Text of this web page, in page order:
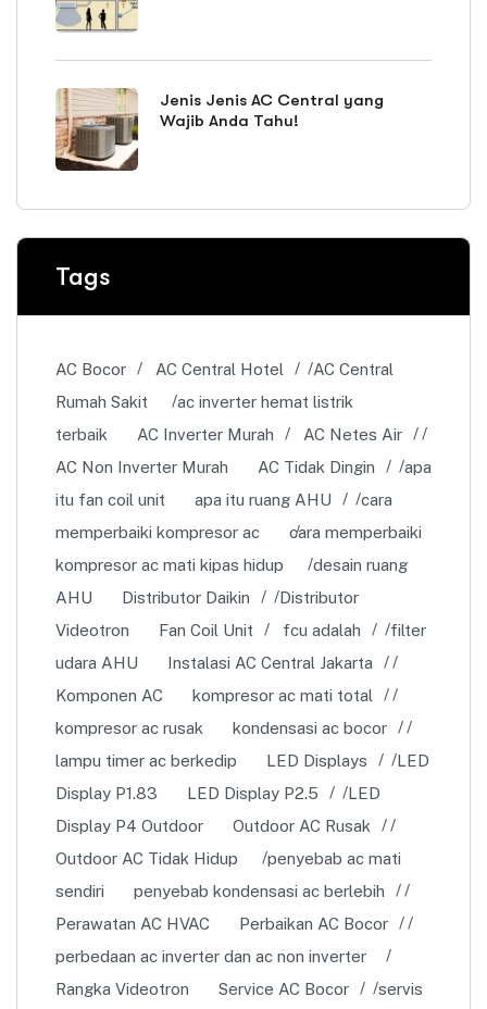
Jenis Jenis AC Central yang
Wajib Anda Tahu!
Tags
AC Bocor AC Central Hotel
AC Central
Rumah Sakit
ac inverter hemat listrik
terbaik
AC Inverter Murah
AC Netes Air
AC Non Inverter Murah
AC Tidak Dingin
apa
itu fan coil unit
apa itu ruang AHU
cara
memperbaiki kompresor ac
cara memperbaiki
kompresor ac mati kipas hidup
desain ruang
AHU
Distributor Daikin
Distributor
Videotron
Fan Coil Unit fcu adalah
filter
udara AHU
Instalasi AC Central Jakarta
Komponen AC
kompresor ac mati total
kompresor ac rusak
kondensasi ac bocor
lampu timer ac berkedip
LED Displays
LED
Display P1.83
LED Display P2.5
LED
Display P4 Outdoor
Outdoor AC Rusak
Outdoor AC Tidak Hidup
penyebab ac mati
sendiri
penyebab kondensasi ac berlebih
Perawatan AC HVAC
Perbaikan AC Bocor
perbedaan ac inverter dan ac non inverter
Rangka Videotron
Service AC Bocor
servis